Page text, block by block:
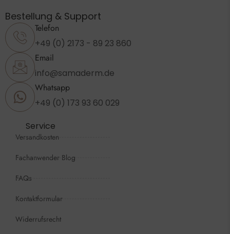
Bestellung & Support
Telefon
+49 (0) 2173 - 89 23 860
Email
info@samaderm.de
Whatsapp
+49 (0) 173 93 60 029
Service
Versandkosten
Fachanwender Blog
FAQs
Kontaktformular
Widerrufsrecht